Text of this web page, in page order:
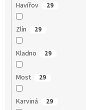
Havířov 29
Zlín 29
Kladno 29
Most 29
Karviná 29